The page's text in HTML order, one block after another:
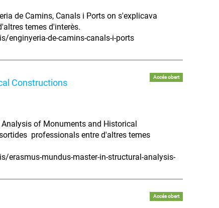
de Camins, Canals i Ports on s'explicava
temes d'interès.
enginyeria-de-camins-canals-i-ports
Constructions
Accés obert
of Monuments and Historical
professionals entre d'altres temes
mundus-master-in-structural-analysis-
Accés obert